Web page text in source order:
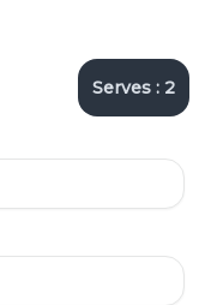
Serves : 2